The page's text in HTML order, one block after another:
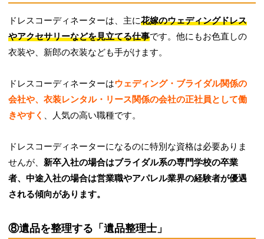
ドレスコーディネーターは、主に花嫁のウェディングドレス
やアクセサリーなどを見立てる仕事です。他にもお色直しの
衣装や、新郎の衣装なども手がけます。
ドレスコーディネーターはウェディング・ブライダル関係の
会社や、衣装レンタル・リース関係の会社の正社員として働
きやすく 、人気の高い職種です。
ドレスコーディネーターになるのに特別な資格は必要ありま
せんが、新卒入社の場合はブライダル系の専門学校の卒業
者、中途入社の場合は営業職やアパレル業界の経験者が優遇
される傾向があります。
⑧遺品を整理する「遺品整理士」